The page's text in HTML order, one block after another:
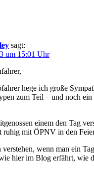
sagt:
um 15:01 Uhr
hege ich große
zum Teil – und noch
einem den Tag
ruhig mit ÖPNV in den
wenn man ein
hier im Blog erfährt, wie